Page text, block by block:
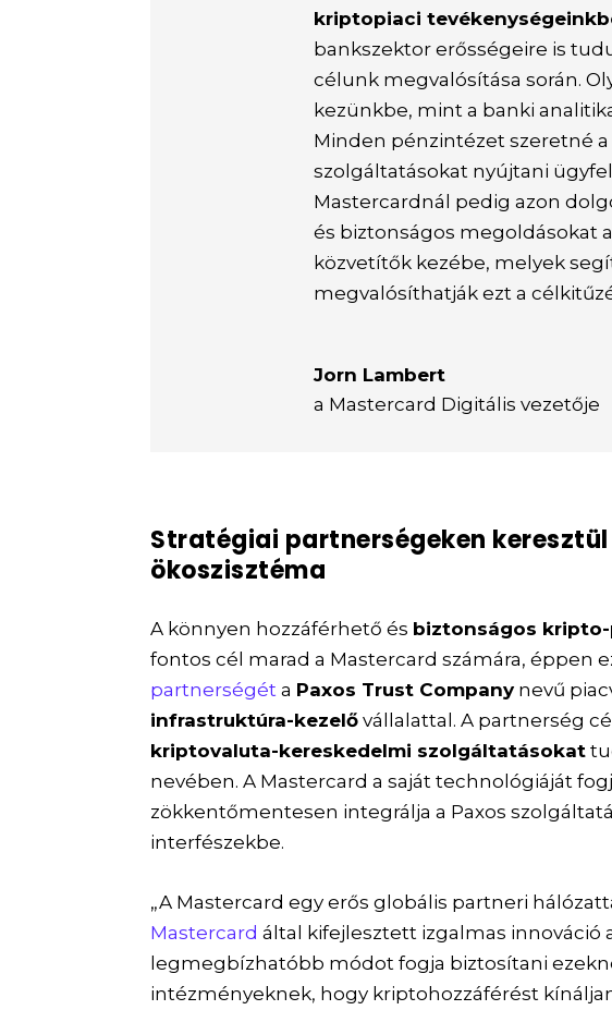
kriptopiaci
bankszektor erősségeire is
célunk megvalósítása során.
kezünkbe, mint a banki
Minden pénzintézet szeretné
szolgáltatásokat nyújtani
Mastercardnál pedig azon
és biztonságos megoldásokat
közvetítők kezébe, melyek
megvalósíthatják ezt a
Jorn Lambert
a Mastercard Digitális vezetője
Stratégiai partnerségeken
ökoszisztéma
A könnyen hozzáférhető és biztonságos
fontos cél marad a Mastercard számára, éppen
partnerségét a Paxos Trust Companynevű
infrastruktúra-kezelő vállalattal. A partnerség
kriptovaluta-kereskedelmi szolgáltatásokat
nevében. A Mastercard a saját technológiáját
zökkentőmentesen integrálja a Paxos
interfészekbe.
„A Mastercard egy erős globális partneri
Mastercard által kifejlesztett izgalmas innováció
legmegbízhatóbb módot fogja biztosítani
intézményeknek, hogy kriptohozzáférést